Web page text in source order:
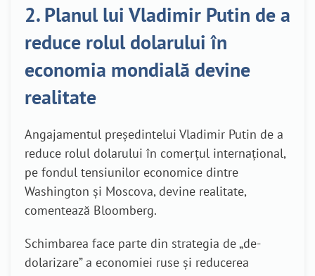
2. Planul lui Vladimir Putin de a
reduce rolul dolarului în
economia mondială devine
realitate
Angajamentul preşedintelui Vladimir Putin de a
reduce rolul dolarului în comerţul internaţional,
pe fondul tensiunilor economice dintre
Washington şi Moscova, devine realitate,
comentează Bloomberg.
Schimbarea face parte din strategia de „de-
dolarizare” a economiei ruse şi reducerea